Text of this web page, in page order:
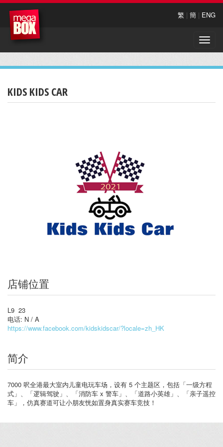
繁 | 簡 | ENG
Toggle
KIDS KIDS CAR
店铺位置
L9 23
电话: N / A
https://www.facebook.com/kidskidscar/?locale=zh_HK
简介
7000 呎全港最大室内儿童电玩车场，设有 5 个主题区，包括「一级方程
式」、「逻辑驾驶」、「消防车 x 警车」、「道路小英雄」、「亲子遥控
车」，仿真赛道可让小朋友恍如置身真实赛车竞技！